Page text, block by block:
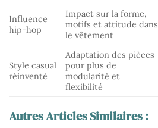
Influence
hip-hop
Impact sur la forme,
motifs et attitude dans
le vêtement
Style casual
réinventé
Adaptation des pièces
pour plus de
modularité et
flexibilité
Autres Articles Similaires :